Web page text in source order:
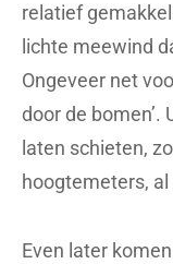
relatief
lichte meewind
Ongeveer net
door de
laten schieten,
hoogtemeters,
Even later